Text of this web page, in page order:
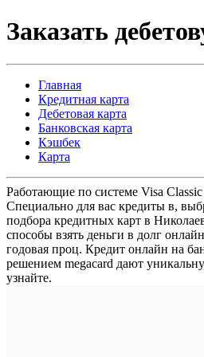
Заказать
Главная
Кредитная карта
Дебетовая карта
Банковская карта
Кэшбек
Карта
Работающие по системе Visa
Специально для вас кредиты в,
подбора кредитных карт в
способы взять деньги в долг
годовая проц. Кредит онлайн на
решением megacard дают
узнайте.